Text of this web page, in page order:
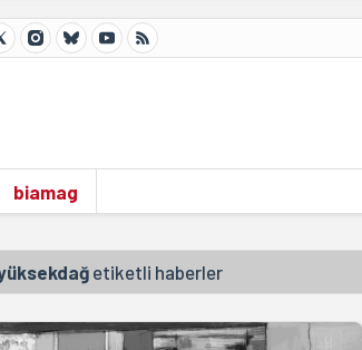
biamag
etiketli haberler